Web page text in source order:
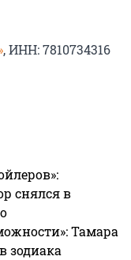
, ИНН: 7810734316
снялся в
Тамара
зодиака